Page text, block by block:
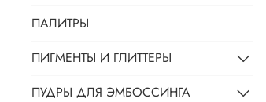
ПАЛИТРЫ
ПИГМЕНТЫ И ГЛИТТЕРЫ
ПУДРЫ ДЛЯ ЭМБОССИНГА